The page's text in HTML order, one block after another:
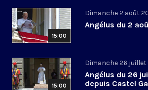
15:00
Dimanche 2 août
Angélus du 2
15:00
Dimanche 26 juillet
Angélus du 26
depuis Castel